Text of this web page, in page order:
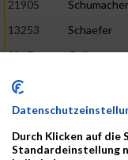
21905
Schumacher
13253
Schaefer
2317
Golbar
5561
12006
Laudien
9273
Nicotra
7717
Lades
Durch Klicken auf die
Standardeinstellung